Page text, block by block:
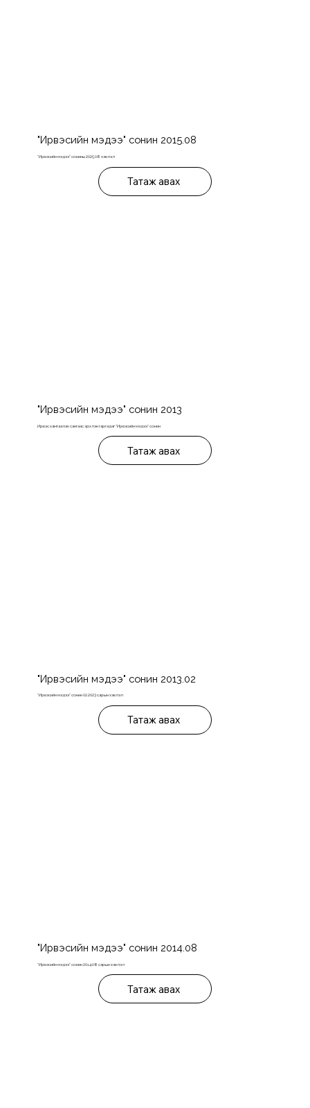
"Ирвэсийн мэдээ" сонин 2015.08
"Ирвэсийн мэдээ" сонины 2025.08 хэвлэл
Татаж авах
"Ирвэсийн мэдээ" сонин 2013
Ирвэс хамгаалах сангаас эрхлэн гаргадаг "Ирвэсийн мэдээ" сонин
Татаж авах
"Ирвэсийн мэдээ" сонин 2013.02
"Ирвэсийн мэдээ" сонин 02.2023 сарын хэвлэл
Татаж авах
"Ирвэсийн мэдээ" сонин 2014.08
"Ирвэсийн мэдээ" сонин 2014.08 сарын хэвлэл
Татаж авах